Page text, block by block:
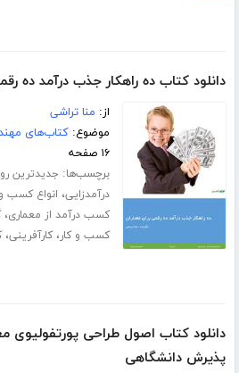
دانلود کتاب ده راهکار جذب درآمد ده
از: منا تراشی
موضوع:کتاب‌های
۱۶ صفحه
برچسب‌ها: جدیدترین
درآمدزایی، انواع کسب و
کسب درآمد از معماری،
کسب و کار،کارآفرینی،
دانلود کتاب اصول طراحی پورتفولیوی
پذیرش دانشگاهی